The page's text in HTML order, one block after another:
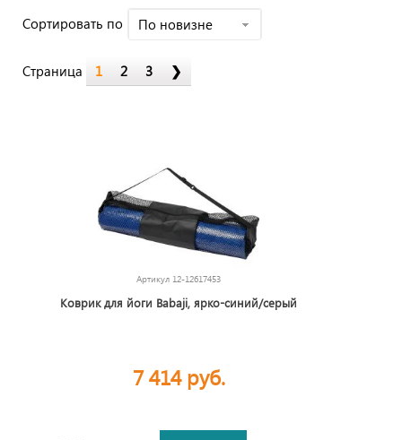
Cортировать по По новизне
Страница 1 2 3 ❯
Артикул 12-12617453
Коврик для йоги Babaji, ярко-синий/серый
7 414 руб.